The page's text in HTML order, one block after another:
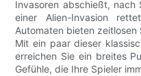
Invasoren abschießt,
einer Alien-Invasion
Automaten bieten
Mit ein paar dieser
erreichen Sie ein breites
Gefühle, die Ihre Spieler